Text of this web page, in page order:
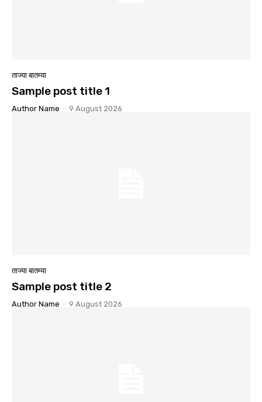
ताज्या बातम्या
Sample post title 1
Author Name - 9 August 2026
ताज्या बातम्या
Sample post title 2
Author Name - 9 August 2026